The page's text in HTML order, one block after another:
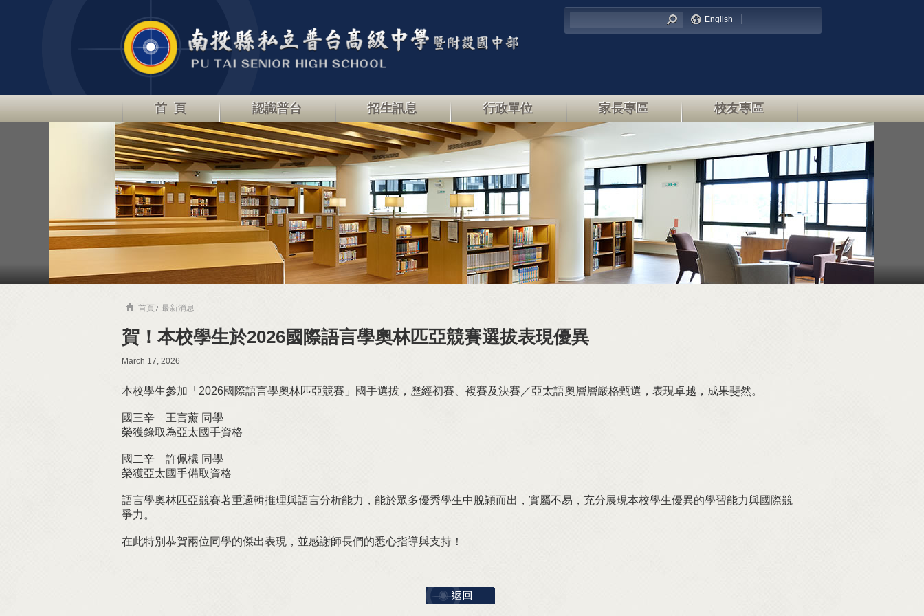
English
首 頁 認識普台 招生訊息 行政單位 家長專區 校友專區
首頁 最新消息
賀！本校學生於2026國際語言學奧林匹亞競賽選拔表現優異
March 17, 2026
本校學生參加「2026國際語言學奧林匹亞競賽」國手選拔，歷經初賽、複賽及決賽／亞太語奧層層嚴格甄選，表現卓越，成果斐然。
國三辛 王言薰 同學
榮獲錄取為亞太國手資格
國二辛 許佩檥 同學
榮獲亞太國手備取資格
語言學奧林匹亞競賽著重邏輯推理與語言分析能力，能於眾多優秀學生中脫穎而出，實屬不易，充分展現本校學生優異的學習能力與國際競
爭力。
在此特別恭賀兩位同學的傑出表現，並感謝師長們的悉心指導與支持！